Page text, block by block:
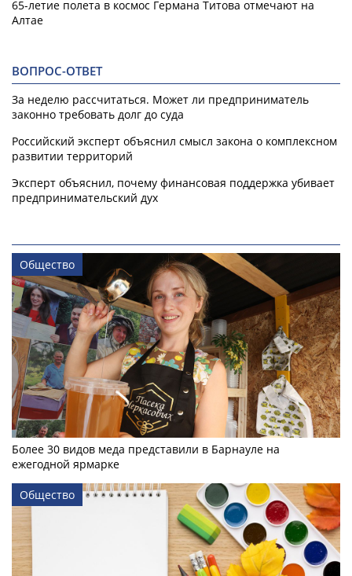
65-летие полета в космос Германа Титова отмечают на
Алтае
ВОПРОС-ОТВЕТ
За неделю рассчитаться. Может ли предприниматель
законно требовать долг до суда
Российский эксперт объяснил смысл закона о комплексном
развитии территорий
Эксперт объяснил, почему финансовая поддержка убивает
предпринимательский дух
Общество
Более 30 видов меда представили в Барнауле на
ежегодной ярмарке
Общество